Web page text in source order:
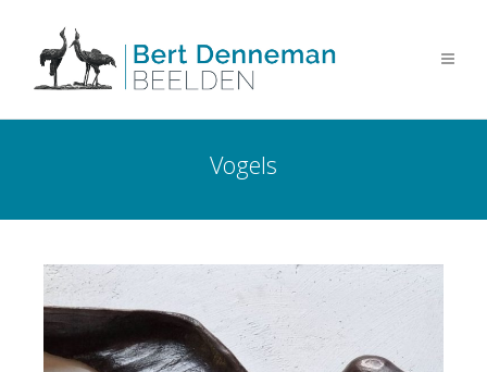
Vogels